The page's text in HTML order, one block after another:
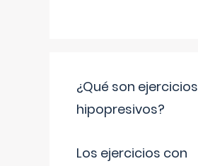
¿Qué son ejercicios
hipopresivos?
Los ejercicios con